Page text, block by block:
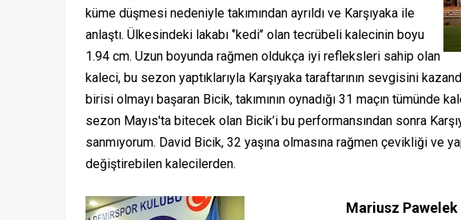
küme düşmesi nedeniyle takımından ayrıldı ve Karşıyaka ile
anlaştı. Ülkesindeki lakabı ‘’kedi’’ olan tecrübeli kalecinin boyu
1.94 cm. Uzun boyunda rağmen oldukça iyi refleksleri sahip olan
kaleci, bu sezon yaptıklarıyla Karşıyaka taraftarının sevgisini
birisi olmayı başaran Bicik, takımının oynadığı 31 maçın tümünde
sezon Mayıs'ta bitecek olan Bicik’i bu performansından sonra
sanmıyorum. David Bicik, 32 yaşına olmasına rağmen çevikliği ve
değiştirebilen kalecilerden.
Mariusz